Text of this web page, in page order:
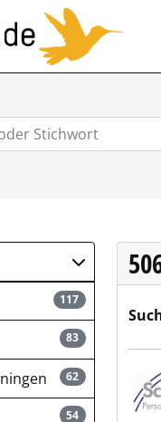
117
83
62
54